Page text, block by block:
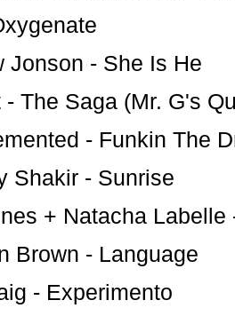
Jonson - She Is He
The Saga (Mr. G's
- Funkin The
Shakir - Sunrise
+ Natacha
Brown - Language
- Experimento